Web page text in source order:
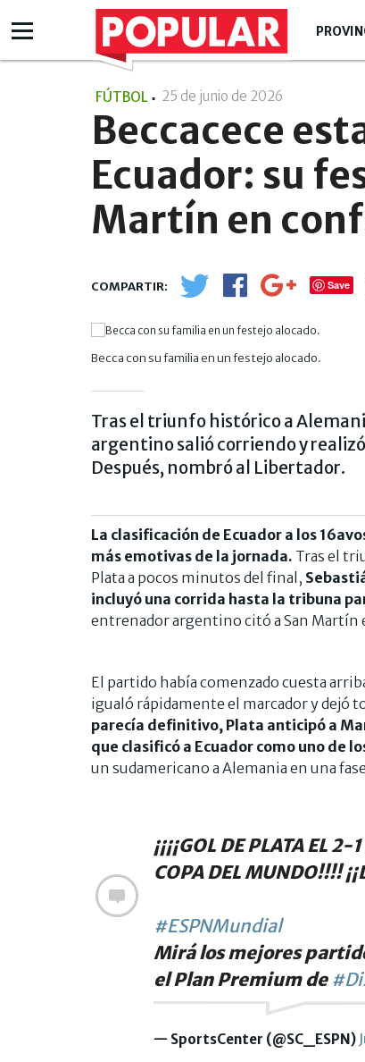
FÚTBOL 25 de junio de 2026
Beccacece
Ecuador: su
Martín en
Save
Becca con su familia en un festejo alocado.
Tras el triunfo histórico a
argentino salió corriendo y
Después, nombró al Libertador.
La clasificación de Ecuador a los
más emotivas de la jornada. Tras el
Plata a pocos minutos del final,
incluyó una corrida hasta la tribuna
entrenador argentino citó a San Martín
El partido había comenzado cuesta
igualó rápidamente el marcador y dejó
parecía definitivo, Plata anticipó a
que clasificó a Ecuador como uno de
un sudamericano a Alemania en una
¡¡¡¡GOL DE PLATA EL
COPA DEL MUNDO!!!!
#ESPNMundial
Mirá los mejores
el Plan Premium de
— SportsCenter (@SC_ESPN)